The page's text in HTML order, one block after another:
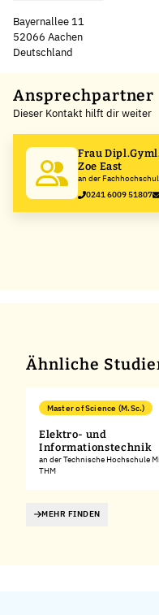
Bayernallee 11
52066 Aachen
Deutschland
+
−
Ansprechpartner
Dieser Kontakt hilft dir weiter
Frau Dipl.Gyml.
Zoe East
an der
Aachen
0241 6009 51807
Ähnliche
Master of Science (M.Sc.)
Elektro- und
Informationstechnik
an der Technische Hochschule
THM
MEHR FINDEN